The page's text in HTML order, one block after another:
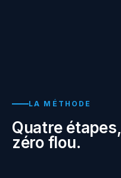
LA MÉTHODE
Quatre étapes,
zéro flou.